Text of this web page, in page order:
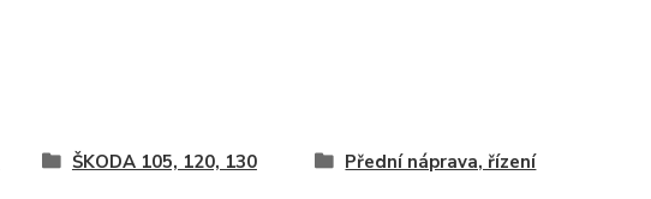
ŠKODA 105, 120, 130 Přední náprava, řízení